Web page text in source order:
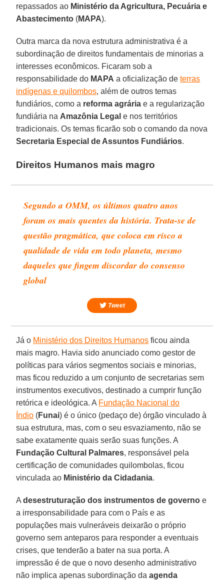
repassados ao Ministério da Agricultura, Pecuária e
Abastecimento (MAPA).
Outra marca da nova estrutura administrativa é a
subordinação de direitos fundamentais de minorias a
interesses econômicos. Ficaram sob a
responsabilidade do MAPA a oficialização deterras
indígenas e quilombos, além de outros temas
fundiários, como a reforma agrária e a regularização
fundiária na Amazônia Legal e nos territórios
tradicionais. Os temas ficarão sob o comando da nova
Secretaria Especial de Assuntos Fundiários.
Direitos Humanos mais magro
Segundo a OMM, os últimos quatro anos
foram os mais quentes da história. Trata-se de
questão pragmática, que coloca em risco a
qualidade de vida em todo planeta, mesmo
daqueles que fingem discordar do consenso
global
Tweet
Já o Ministério dos Direitos Humanos ficou ainda
mais magro. Havia sido anunciado como gestor de
políticas para vários segmentos sociais e minorias,
mas ficou reduzido a um conjunto de secretarias sem
instrumentos executivos, destinado a cumprir função
retórica e ideológica. A Fundação Nacional do
Índio (Funai) é o único (pedaço de) órgão vinculado à
sua estrutura, mas, com o seu esvaziamento, não se
sabe exatamente quais serão suas funções. A
Fundação Cultural Palmares, responsável pela
certificação de comunidades quilombolas, ficou
vinculada ao Ministério da Cidadania.
Adesestruturação dos instrumentos de governo e
a irresponsabilidade para com o País e as
populações mais vulneráveis deixarão o próprio
governo sem anteparos para responder a eventuais
crises, que tenderão a bater na sua porta. A
impressão é de que o novo desenho administrativo
não implica apenas subordinação daagenda